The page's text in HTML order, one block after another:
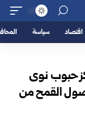
اقتصاد سياسة
عام 2013.. مركز حبوب نوى
القمح من